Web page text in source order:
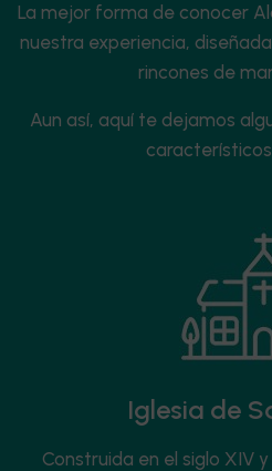
La mejor forma de conocer
nuestra experiencia,
rincones de
Aun así, aquí te dejamos
Iglesia de
Construida en el siglo XIV